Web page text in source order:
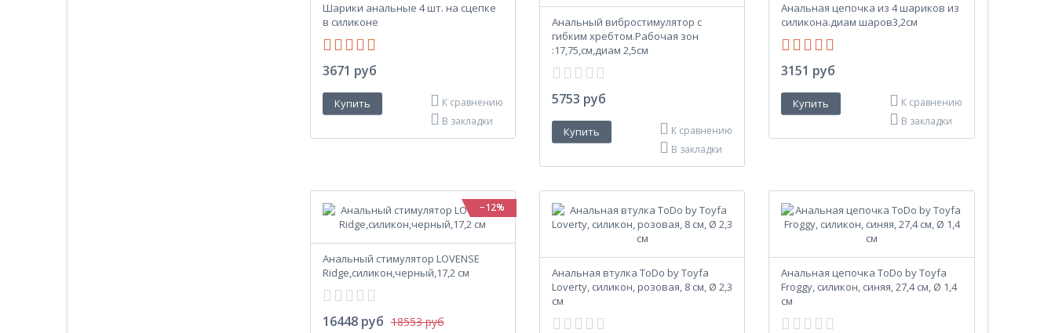
Шарики анальные 4 шт. на сцепке
в силиконе
3671 руб
К сравнению
В закладки
Анальный вибростимулятор с
гибким хребтом.Рабочая зон
:17,75,см,диам 2,5см
5753 руб
К сравнению
В закладки
Анальная цепочка из 4 шариков из
силикона.диам шаров3,2см
3151 руб
К сравнению
В закладки
−12%
Анальный стимулятор LOVENSE
Ridge,силикон,черный,17,2 см
16448 руб 18553 руб
Анальная втулка ToDo by Toyfa
Loverty, силикон, розовая, 8 см, Ø 2,3
см
Анальная цепочка ToDo by Toyfa
Froggy, силикон, синяя, 27,4 см, Ø 1,4
см